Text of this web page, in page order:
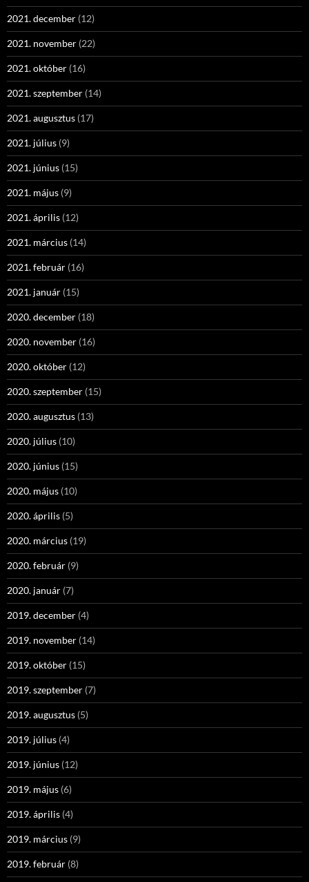
2021. december (12)
2021. november (22)
2021. október (16)
2021. szeptember (14)
2021. augusztus (17)
2021. július (9)
2021. június (15)
2021. május (9)
2021. április (12)
2021. március (14)
2021. február (16)
2021. január (15)
2020. december (18)
2020. november (16)
2020. október (12)
2020. szeptember (15)
2020. augusztus (13)
2020. július (10)
2020. június (15)
2020. május (10)
2020. április (5)
2020. március (19)
2020. február (9)
2020. január (7)
2019. december (4)
2019. november (14)
2019. október (15)
2019. szeptember (7)
2019. augusztus (5)
2019. július (4)
2019. június (12)
2019. május (6)
2019. április (4)
2019. március (9)
2019. február (8)